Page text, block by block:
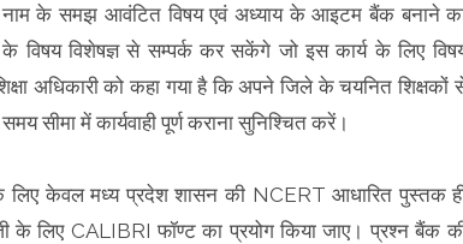
नाम के समझ आवंटित विषय एवं अध्याय के आइटम बैंक बनाने
विषय विशेषज्ञ से सम्पर्क कर सकेंगे जो इस कार्य के लिए
अधिकारी को कहा गया है कि अपने जिले के चयनित शिक्षकों
सीमा में कार्यवाही पूर्ण कराना सुनिश्चित करें।
के लिए केवल मध्य प्रदेश शासन की NCERT आधारित पुस्तक
के लिए CALIBRI फॉण्ट का प्रयोग किया जाए। प्रश्न बैंक